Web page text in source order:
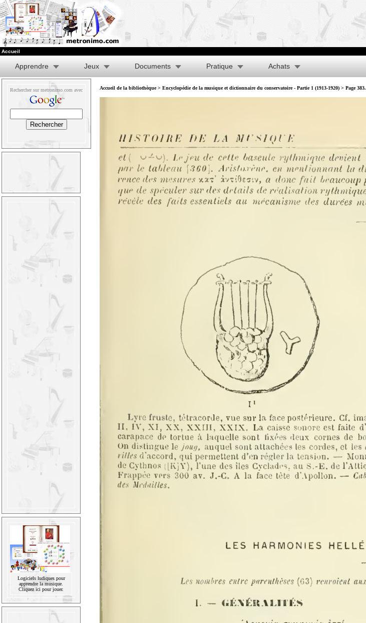
Accueil
Apprendre Jeux Documents Pratique Achats
Rechercher sur metronimo.com avec
Logiciels ludiques pour
apprendre la musique.
Cliquez ici pour jouer.
Accueil de la bibliothèque> Encyclopédie de la musique et dictionnaire du conservatoire - Partie 1 (1913-1920) > Page 383.